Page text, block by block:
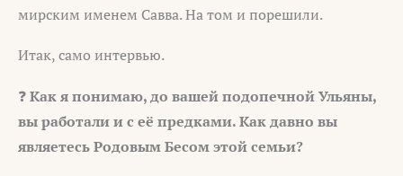
мирским именем Савва. На том и порешили.
Итак, само интервью.
❓Как я понимаю, до вашей подопечной Ульяны,
вы работали и с её предками. Как давно вы
являетесь Родовым Бесом этой семьи?